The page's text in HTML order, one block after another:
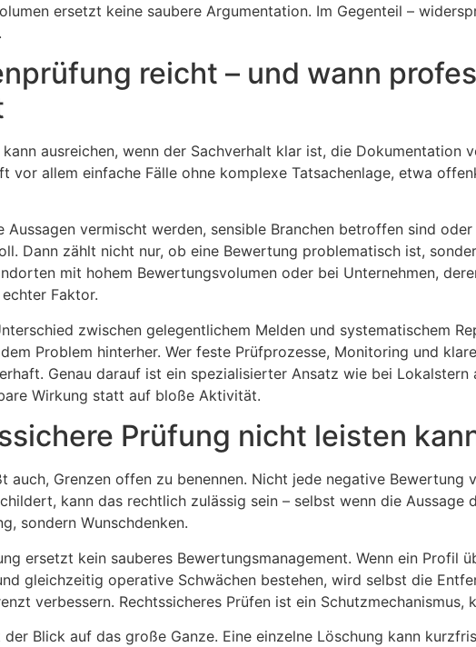
ersetzt keine saubere Argumentation. Im Gegenteil –
reicht – und wann
kann ausreichen, wenn der Sachverhalt klar ist, die
vor allem einfache Fälle ohne komplexe Tatsachenlage, etwa
Aussagen vermischt werden, sensible Branchen betroffen sind
Dann zählt nicht nur, ob eine Bewertung problematisch ist,
mit hohem Bewertungsvolumen oder bei Unternehmen,
Faktor.
zwischen gelegentlichem Melden und systematischem
Problem hinterher. Wer feste Prüfprozesse, Monitoring und
Genau darauf ist ein spezialisierter Ansatz wie bei
Wirkung statt auf bloße Aktivität.
Prüfung nicht leisten
auch, Grenzen offen zu benennen. Nicht jede negative Bewertung
kann das rechtlich zulässig sein – selbst wenn die Aussage
sondern Wunschdenken.
ersetzt kein sauberes Bewertungsmanagement. Wenn ein
gleichzeitig operative Schwächen bestehen, wird selbst die
verbessern. Rechtssicheres Prüfen ist ein
der Blick auf das große Ganze. Eine einzelne Löschung kann